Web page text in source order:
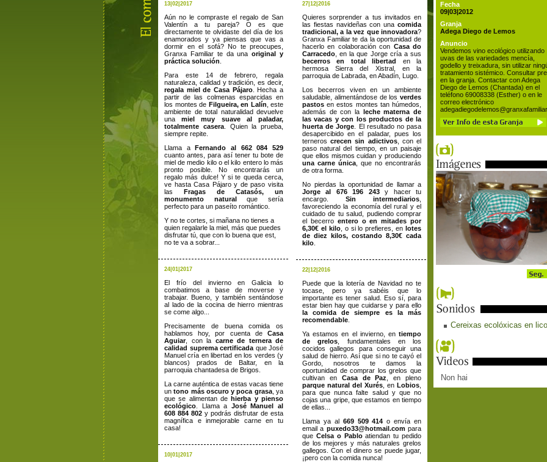
27|12|2016
Quieres sorprender a tus invitados en
las fiestas navideñas con una comida
tradicional, a la vez que innovadora?
Granxa Familiar te da la oportunidad de
hacerlo en colaboración con Casa do
Carracedo , en la que Jorge cría a sus
becerros en total libertad
en la
hermosa Sierra del Xistral, en la
parroquia de Labrada, en Abadín, Lugo.
Los becerros viven en un ambiente
saludable, alimentándose de los verdes
pastos en estos montes tan húmedos,
además de con la leche materna de
las vacas y con los productos de la
huerta de Jorge . El resultado no pasa
desapercibido en el paladar, pues los
terneroscrecen sin adictivos, con el
paso natural del tiempo, en un paisaje
que ellos mismos cuidan y produciendo
una carne única , que no encontrarás
de otra forma.
No pierdas la oportunidad de llamar a
Jorge al 676 196 243y hacer tu
encargo. Sin intermediarios
favoreciendo la economía del rural y el
cuidado de tu salud, pudiendo comprar
el becerro entero o en mitades por
6,30€ el kilo, o si lo prefieres, en lotes
de diez kilos, costando 8,30€ cada
kilo
22|12|2016
Puede que la lotería de Navidad no te
tocase, pero ya sabéis que lo
importante es tener salud. Eso sí, para
estar bien hay que cuidarse y para ello
la comida de siempre es la más
recomendable
Ya estamos en el invierno, en tiempo
de grelos , fundamentales en los
cocidos gallegos para conseguir una
salud de hierro. Así que si no te cayó el
Gordo, nosotros te damos la
oportunidad de comprar los grelos que
cultivan en Casa de Paz
, en pleno
parque natural del Xurés , en Lobios
para que nunca falte salud y que no
cojas una gripe, que estamos en tiempo
de ellas...
Llama ya al 669 509 414 o envía en
email a puxedo33@hotmail.compara
que Celsa o Pabloatiendan tu pedido
de los mejores y más naturales grelos
gallegos. Con el dinero se puede jugar,
¡pero con la comida nunca!
13|02|2017
Aún no le compraste el regalo de San
Valentín a tu pareja? O es que
directamente te olvidaste del día de los
enamorados y ya piensas que vas a
dormir en el sofá? No te preocupes,
Granxa Familiar te da unaoriginal y
práctica solución
Para este 14 de febrero, regala
naturaleza, calidad y tradición, es decir,
regala miel de Casa Pájaro. Hecha a
partir de las colmenas esparcidas en
los montes de Filgueira, en Lalín , este
ambiente de total naturalidad devuelve
unamiel muy suave al paladar,
totalmente casera. Quien la prueba,
siempre repite.
Llama aFernando al 662 084 529
cuanto antes, para así tener tu bote de
miel de medio kilo o el kilo entero lo más
pronto posible. No encontrarás un
regalo más dulce! Y si te queda cerca,
ve hasta Casa Pájaro y de paso visita
las Fragas de Catasós, un
monumento naturalque sería
perfecto para un paseíto romántico.
Y no te cortes, si mañana no tienes a
quien regalarle la miel, más que puedes
disfrutar tú, que con lo buena que est,
no te va a sobrar...
24|01|2017
El frío del invierno en Galicia lo
combatimos a base de moverse y
trabajar. Bueno, y también sentándose
al lado de la cocina de hierro mientras
se come algo...
Precisamente de buena comida os
hablamos hoy,por cuenta deCasa
Aguiar, con la carne de ternera de
calidad suprema certificada que José
Manuel cría en libertad en los verdes (y
blancos) prados de Baltar, en la
parroquia chantadesa de Brigos.
La carne auténtica de estas vacas tiene
untono más oscuro y poca grasa, ya
que se alimentan dehierba y pienso
ecológico . Llama a José Manuel al
608 884 802 y podrás disfrutar de esta
magnífica e inmejorable carne en tu
casa!
10|01|2017
Fecha
09|03|2012
Granja
Adega Diego de Lemos
Anuncio
Vendemos vino ecológico utilizando
uvas de las variedades mencía,
godello y treixadura, sin utilizar
tratamiento sistémico. Consultar
en la granja. Contactar con Adega
Diego de Lemos (Chantada) en el
teléfono 69008338 (Esther) o en le
correo electrónico
Cereixas ecolóxicas en
Non hai